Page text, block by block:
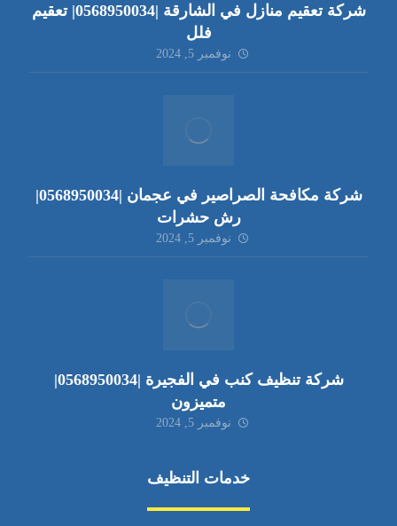
شركة تعقيم منازل في الشارقة |0568950034| تعقيم
فلل
نوفمبر 5, 2024
شركة مكافحة الصراصير في عجمان |0568950034|
رش حشرات
نوفمبر 5, 2024
شركة تنظيف كنب في الفجيرة |0568950034|
متميزون
نوفمبر 5, 2024
خدمات التنظيف